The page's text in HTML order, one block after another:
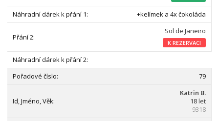
+kelímek a 4x čokoláda
Sol de Janeiro
K REZERVACI
79
Katrin B.
18 let
9318